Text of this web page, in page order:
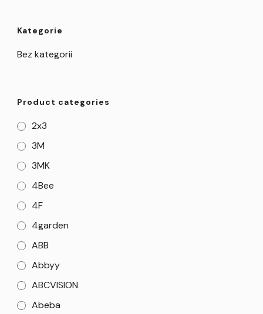
Kategorie
Bez kategorii
Product categories
2x3
3M
3MK
4Bee
4F
4garden
ABB
Abbyy
ABCVISION
Abeba